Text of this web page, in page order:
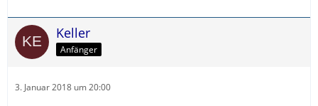
Keller
Anfänger
3. Januar 2018 um 20:00